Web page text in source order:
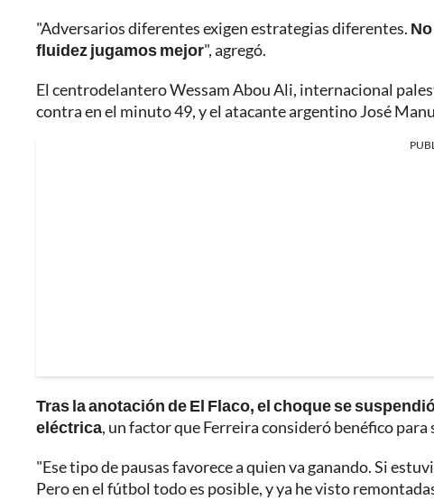
"Adversarios diferentes exigen estrategias diferentes.
fluidez jugamos mejor", agregó.
El centrodelantero Wessam Abou Ali, internacional
contra en el minuto 49, y el atacante argentino José
Tras la anotación de El Flaco, el choque se
eléctrica, un factor que Ferreira consideró benéfico para
"Ese tipo de pausas favorece a quien va ganando. Si
Pero en el fútbol todo es posible, y ya he visto